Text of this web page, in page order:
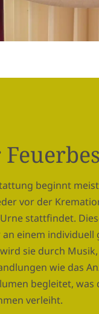
beginnt
vor der
stattfindet.
an einem
sie durch
wie das
begleitet,
verleiht.